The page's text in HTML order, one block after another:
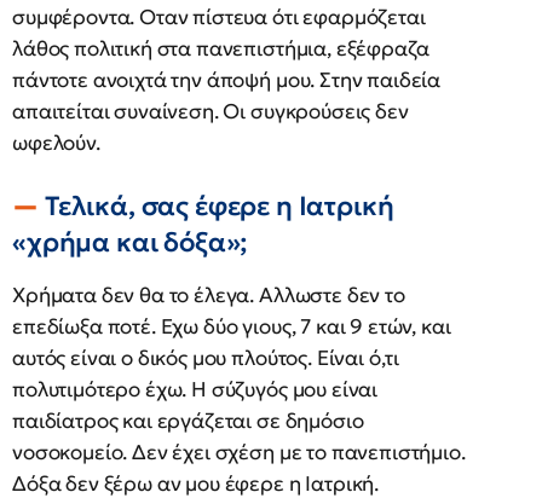
συμφέροντα. Οταν πίστευα ότι εφαρμόζεται
λάθος πολιτική στα πανεπιστήμια, εξέφραζα
πάντοτε ανοιχτά την άποψή μου. Στην παιδεία
απαιτείται συναίνεση. Οι συγκρούσεις δεν
ωφελούν.
Τελικά, σας έφερε η Ιατρική
«χρήμα και δόξα»;
Χρήματα δεν θα το έλεγα. Αλλωστε δεν το
επεδίωξα ποτέ. Εχω δύο γιους, 7 και 9 ετών, και
αυτός είναι ο δικός μου πλούτος. Είναι ό,τι
πολυτιμότερο έχω. Η σύζυγός μου είναι
παιδίατρος και εργάζεται σε δημόσιο
νοσοκομείο. Δεν έχει σχέση με το πανεπιστήμιο.
Δόξα δεν ξέρω αν μου έφερε η Ιατρική.